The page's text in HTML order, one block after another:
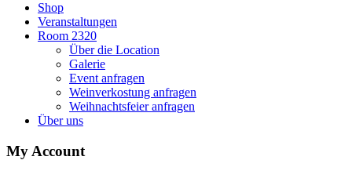
Shop
Veranstaltungen
Room 2320
Über die Location
Galerie
Event anfragen
Weinverkostung anfragen
Weihnachtsfeier anfragen
Über uns
My Account